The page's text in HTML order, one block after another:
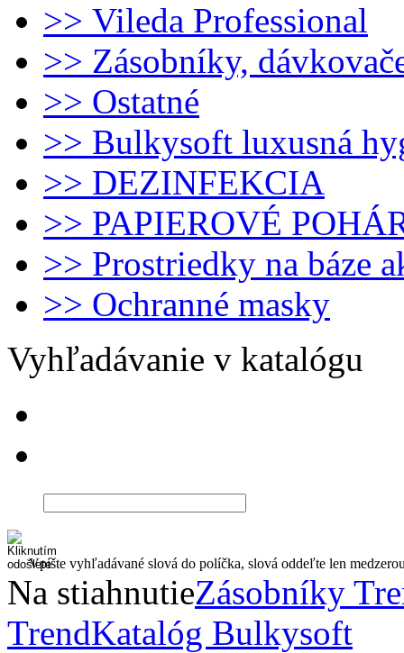
>> Vileda Professional
>> Zásobníky,
>> Ostatné
>> Bulkysoft luxusná
>> DEZINFEKCIA
>> PAPIEROVÉ
>> Prostriedky na báze
>> Ochranné masky
Vyhľadávanie v katalógu
Vpíšte vyhľadávané slová do políčka, slová oddeľte len
Na stiahnutieZásobníky
TrendKatalóg Bulkysoft